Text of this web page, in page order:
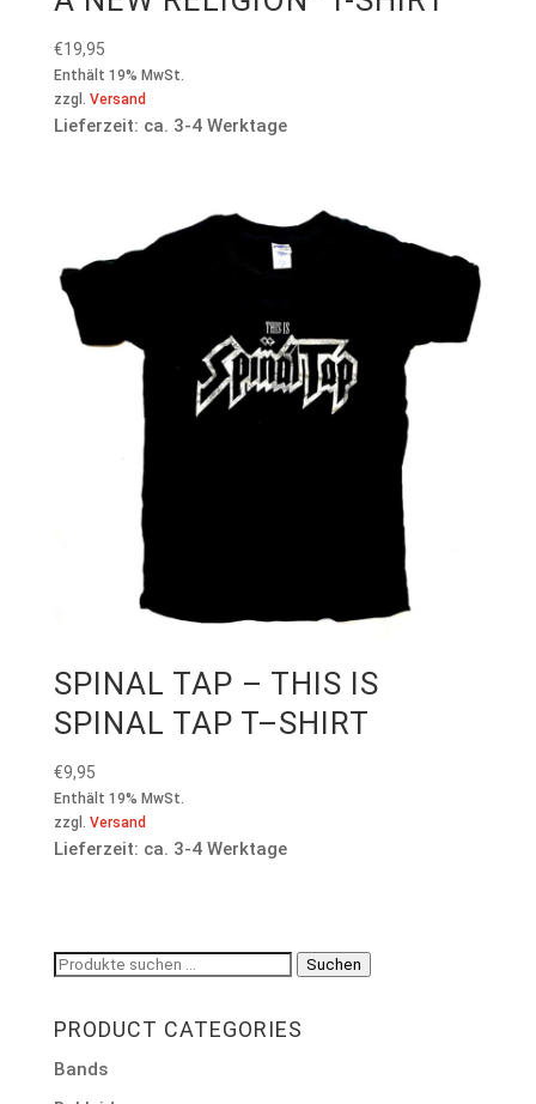
€19,95
Enthält 19% MwSt.
zzgl. Versand
Lieferzeit: ca. 3-4 Werktage
SPINAL TAP – THIS IS
SPINAL TAP T–SHIRT
€9,95
Enthält 19% MwSt.
zzgl. Versand
Lieferzeit: ca. 3-4 Werktage
Suchen
Suchen
PRODUCT CATEGORIES
Bands